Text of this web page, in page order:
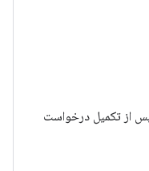
از تکمیل درخواست